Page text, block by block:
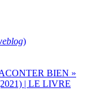
)
BIEN »
| LE LIVRE